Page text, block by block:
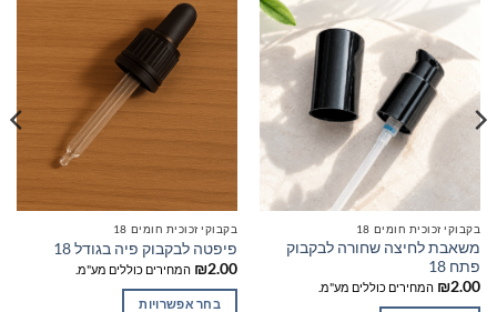
בקבוקי זכוכית חומים 18
משאבת לחיצה שחורה לבקבוק
פתח 18
₪2.00 המחירים כוללים מע"מ.
בקבוקי זכוכית חומים 18
פיפטה לבקבוק פיה בגודל 18
₪2.00 המחירים כוללים מע"מ.
בחר אפשרויות